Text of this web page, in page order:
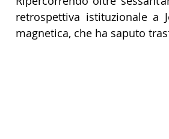
retrospettiva istituzionale a
magnetica, che ha saputo